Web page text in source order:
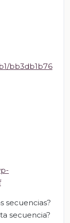
bb3db1b76
secuencias?
secuencia?